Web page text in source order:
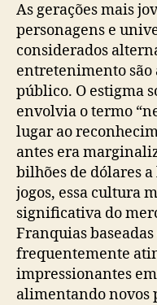
As gerações mais
personagens e
considerados
entretenimento são
público. O estigma
envolvia o termo
lugar ao
antes era
bilhões de dólares
jogos, essa cultura
significativa do
Franquias
frequentemente
impressionantes
alimentando novos